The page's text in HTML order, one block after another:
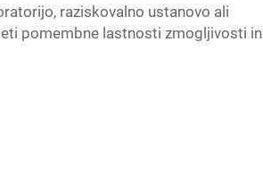
raziskovalno ustanovo ali
pomembne lastnosti zmogljivosti in
utemeljen investicijski odločitev...